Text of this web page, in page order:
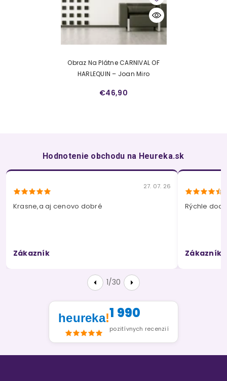
Obraz Na Plátne CARNIVAL OF
HARLEQUIN – Joan Miro
€46,90
Hodnotenie obchodu na Heureka.sk
27. 07. 26
Krasne,a aj cenovo dobré
Zákazník
Rýchle
Zákazník
1/30
heureka!1 990
pozitívnych recenzií